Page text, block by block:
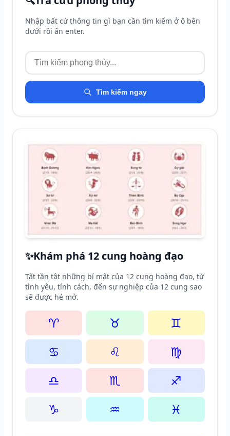
Nhập bất cứ thông tin gì bạn cần tìm kiếm ở ô bên
dưới rồi ấn enter.
Tìm kiếm ngay
✨Khám phá 12 cung hoàng đạo
Tất tần tật những bí mật của 12 cung hoàng đạo, từ
tình yêu, tính cách, đến sự nghiệp của 12 cung sao
sẽ được hé mở.
♈ ♉
♊
♋
♌
♍
♎
♏
♐
♑
♒ ♓